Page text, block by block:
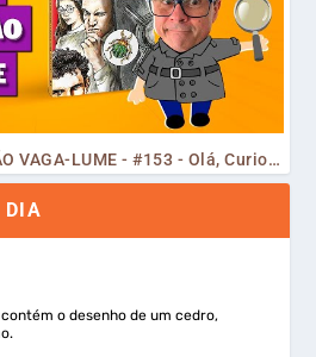
MEMÓRIAS DA COLEÇÃO VAGA-LUME - #153 - Olá, Curiosos! 2023
DIA
o desenho de um cedro,